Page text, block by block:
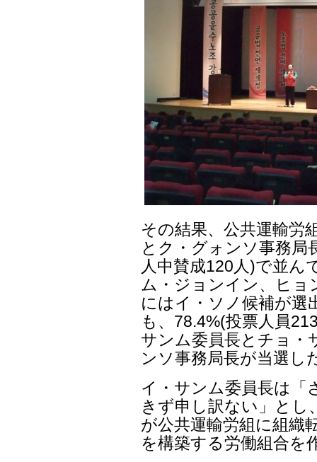
その結果、公共運輸労
とク・グォンソ事務局
人中賛成120人)で並ん
ム・ジョンイン、ヒョ
にはイ・ソノ候補が選
も、78.4%(投票人員
サンム委員長とチョ・
ンソ事務局長が当選し
イ・サンム委員長は「
きず申し訳ない」とし
が公共運輸労組に組織
を構築する労働組合を